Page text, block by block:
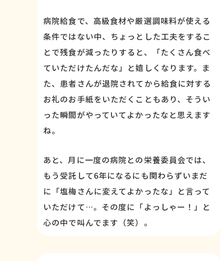
病院給食で、高級食材や厳選調味料が使える
条件ではない中、ちょっとした工夫をするこ
とで残食が減ったりすると、「たくさん食べ
ていただけたんだな」と嬉しくなります。ま
た、患者さんが退院されてから給食に対する
お礼のお手紙をいただくこともあり、そうい
った瞬間がやっていてよかったなと思えます
ね。
あと、月に一度の病院との栄養委員会では、
もう受託して6年になるにも関わらずいまだ
に「塩梅さんに変えてよかったな」と言って
いただけて…。その度に「よっしゃー！」と
心の中で叫んでます（笑）。